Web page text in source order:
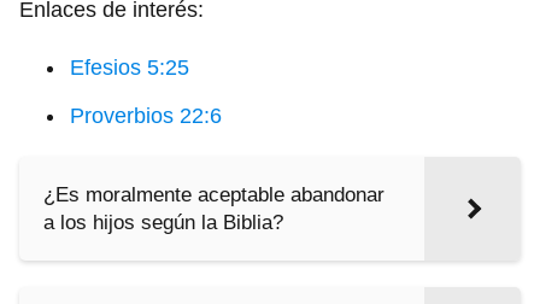
Enlaces de interés:
Efesios 5:25
Proverbios 22:6
¿Es moralmente aceptable abandonar
a los hijos según la Biblia?